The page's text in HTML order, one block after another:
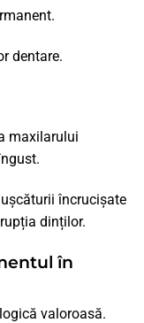
dentare.
maxilarului
încrucișate
dinților.
în
valoroasă.